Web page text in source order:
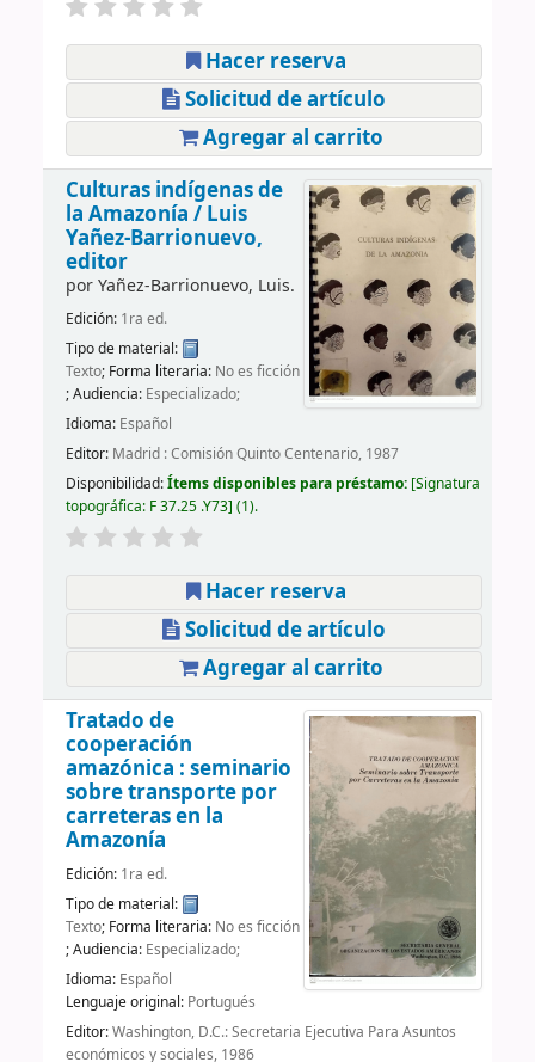
Hacer reserva
Solicitud de artículo
Agregar al carrito
Culturas indígenas de
la Amazonía / Luis
Yañez-Barrionuevo,
editor
porYañez-Barrionuevo, Luis.
Edición: 1ra ed.
Tipo de material:
Texto; Forma literaria: No es ficción
; Audiencia: Especializado;
Idioma: Español
Editor: Madrid : Comisión Quinto Centenario, 1987
Disponibilidad:Ítems disponibles para préstamo: Signatura
topográfica: F 37.25 .Y73 (1).
Hacer reserva
Solicitud de artículo
Agregar al carrito
Tratado de
cooperación
amazónica : seminario
sobre transporte por
carreteras en la
Amazonía
Edición: 1ra ed.
Tipo de material:
Texto; Forma literaria: No es ficción
; Audiencia: Especializado;
Idioma: Español
Lenguaje original: Portugués
Editor:Washington, D.C.: Secretaria Ejecutiva Para Asuntos
económicos y sociales, 1986